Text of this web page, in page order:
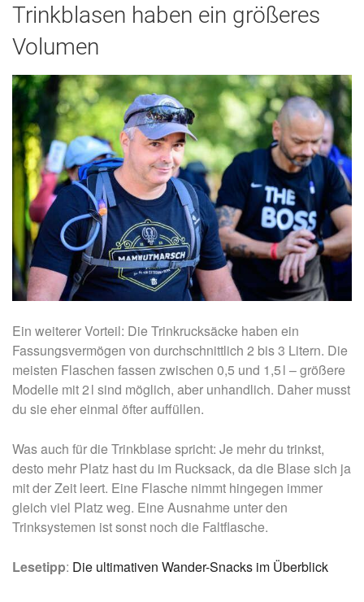
Trinkblasen haben ein größeres
Volumen
Ein weiterer Vorteil: Die Trinkrucksäcke haben ein
Fassungsvermögen von durchschnittlich 2 bis 3 Litern. Die
meisten Flaschen fassen zwischen 0,5 und 1,5 l – größere
Modelle mit 2 l sind möglich, aber unhandlich. Daher musst
du sie eher einmal öfter auffüllen.
Was auch für die Trinkblase spricht: Je mehr du trinkst,
desto mehr Platz hast du im Rucksack, da die Blase sich ja
mit der Zeit leert. Eine Flasche nimmt hingegen immer
gleich viel Platz weg. Eine Ausnahme unter den
Trinksystemen ist sonst noch die Faltflasche.
Lesetipp: Die ultimativen Wander-Snacks im Überblick